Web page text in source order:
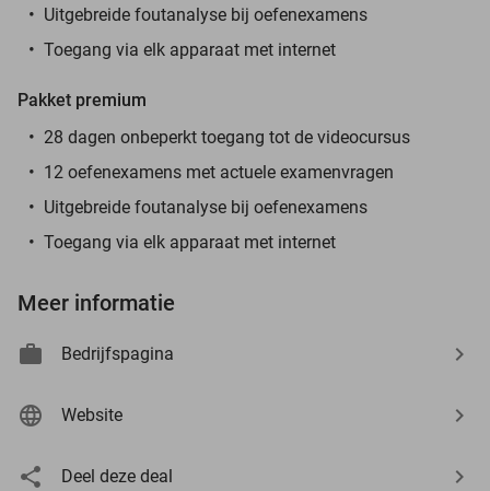
Uitgebreide foutanalyse bij oefenexamens
Toegang via elk apparaat met internet
Pakket premium
28 dagen onbeperkt toegang tot de videocursus
12 oefenexamens met actuele examenvragen
Uitgebreide foutanalyse bij oefenexamens
Toegang via elk apparaat met internet
Meer informatie
Bedrijfspagina
Website
Deel deze deal